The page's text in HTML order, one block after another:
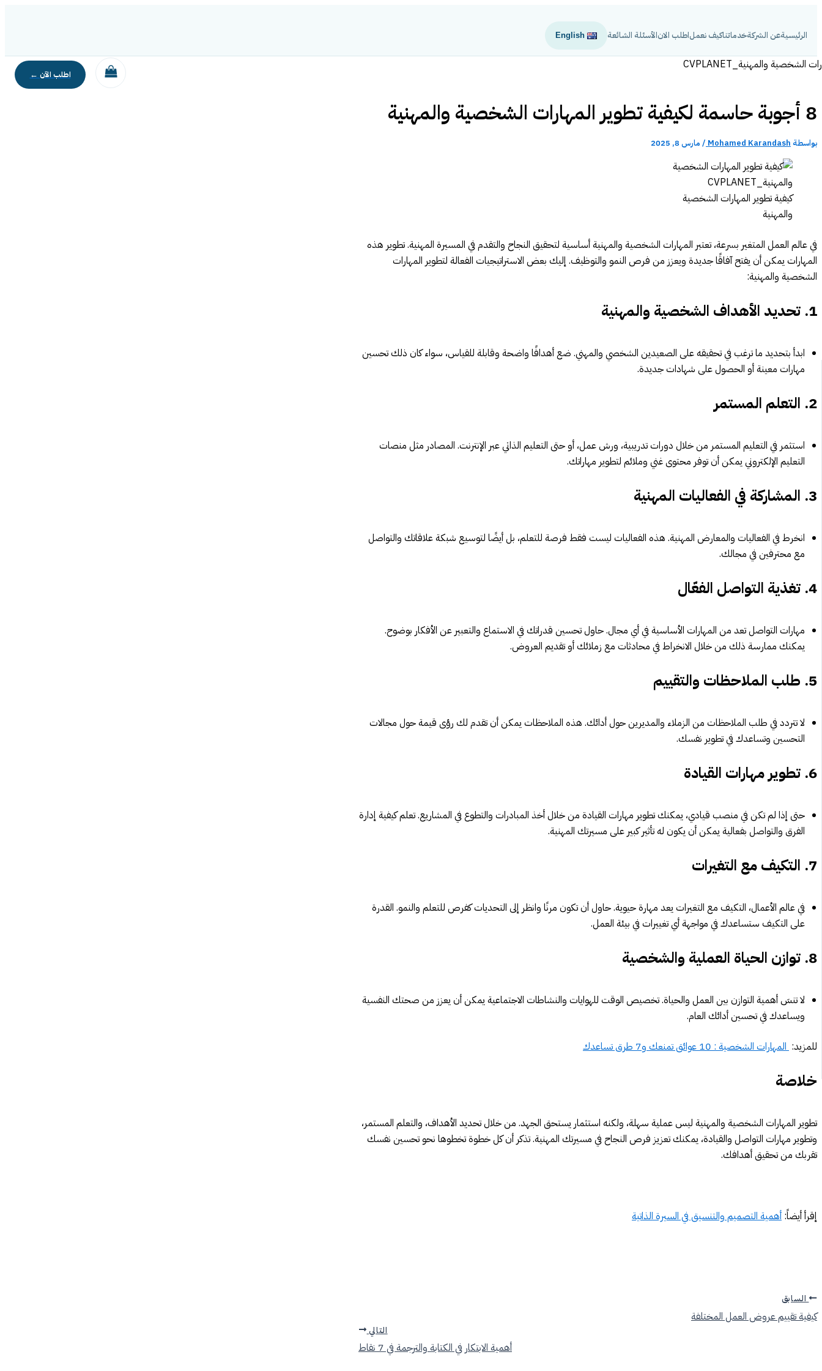
المحتوى
الرئيسيةعن الشركةخدماتناكيف نعملاطلب الانالأسئلة الشائعة English
8 أجوبة حاسمة لكيفية تطوير المهارات الشخصية والمهنية
بواسطة Mohamed Karandash
/ مارس 8, 2025
كيفية تطوير المهارات الشخصية
والمهنية
في عالم العمل المتغير بسرعة، تعتبر المهارات الشخصية والمهنية أساسية لتحقيق النجاح والتقدم في المسيرة المهنية. تطوير هذه
المهارات يمكن أن يفتح آفاقًا جديدة ويعزز من فرص النمو والتوظيف. إليك بعض الاستراتيجيات الفعالة لتطوير المهارات
الشخصية والمهنية:
1. تحديد الأهداف الشخصية والمهنية
ابدأ بتحديد ما ترغب في تحقيقه على الصعيدين الشخصي والمهني. ضع أهدافًا واضحة وقابلة للقياس، سواء كان ذلك تحسين
مهارات معينة أو الحصول على شهادات جديدة.
2. التعلم المستمر
استثمر في التعليم المستمر من خلال دورات تدريبية، ورش عمل، أو حتى التعليم الذاتي عبر الإنترنت. المصادر مثل منصات
التعليم الإلكتروني يمكن أن توفر محتوى غني وملائم لتطوير مهاراتك.
3. المشاركة في الفعاليات المهنية
انخرط في الفعاليات والمعارض المهنية. هذه الفعاليات ليست فقط فرصة للتعلم، بل أيضًا لتوسيع شبكة علاقاتك والتواصل
مع محترفين في مجالك.
4. تغذية التواصل الفعّال
مهارات التواصل تعد من المهارات الأساسية في أي مجال. حاول تحسين قدراتك في الاستماع والتعبير عن الأفكار بوضوح.
يمكنك ممارسة ذلك من خلال الانخراط في محادثات مع زملائك أو تقديم العروض.
5. طلب الملاحظات والتقييم
لا تتردد في طلب الملاحظات من الزملاء والمديرين حول أدائك. هذه الملاحظات يمكن أن تقدم لك رؤى قيمة حول مجالات
التحسين وتساعدك في تطوير نفسك.
6. تطوير مهارات القيادة
حتى إذا لم تكن في منصب قيادي، يمكنك تطوير مهارات القيادة من خلال أخذ المبادرات والتطوع في المشاريع. تعلم كيفية إدارة
الفرق والتواصل بفعالية يمكن أن يكون له تأثير كبير على مسيرتك المهنية.
7. التكيف مع التغيرات
في عالم الأعمال، التكيف مع التغيرات يعد مهارة حيوية. حاول أن تكون مرنًا وانظر إلى التحديات كفرص للتعلم والنمو. القدرة
على التكيف ستساعدك في مواجهة أي تغييرات في بيئة العمل.
8. توازن الحياة العملية والشخصية
لا تنسَ أهمية التوازن بين العمل والحياة. تخصيص الوقت للهوايات والنشاطات الاجتماعية يمكن أن يعزز من صحتك النفسية
ويساعدك في تحسين أدائك العام.
للمزيد: المهارات الشخصية : 10 عوائق تمنعك و7 طرق تساعدك
خلاصة
تطوير المهارات الشخصية والمهنية ليس عملية سهلة، ولكنه استثمار يستحق الجهد. من خلال تحديد الأهداف، والتعلم المستمر،
وتطوير مهارات التواصل والقيادة، يمكنك تعزيز فرص النجاح في مسيرتك المهنية. تذكر أن كل خطوة تخطوها نحو تحسين نفسك
تقربك من تحقيق أهدافك.
إقرأ أيضاً: أهمية التصميم والتنسيق في السيرة الذاتية
السابق
كيفية تقييم عروض العمل المختلفة
التالي
أهمية الابتكار في الكتابة والترجمة في 7 نقاط